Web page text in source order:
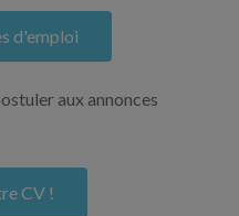
d'emploi
aux annonces
CV !